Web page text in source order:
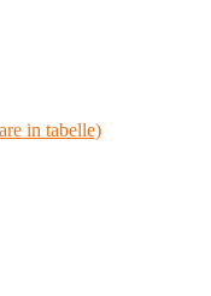
in tabelle)